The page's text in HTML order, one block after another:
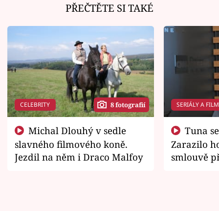
PŘEČTĚTE SI TAKÉ
CELEBRITY 8 fotografií
slavného filmového koně.
Jezdil na něm i Draco Malfoy
SERIÁLY A
Zarazilo
smlouvě